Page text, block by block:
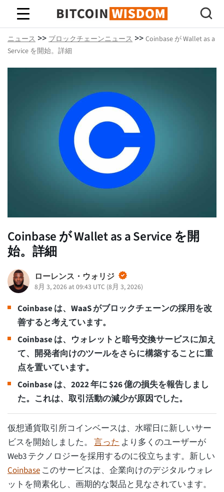
ビットコインの知恵
ニュース >> ブロックチェーンニュース >> Coinbase が Wallet as a
Service を開始。詳細
Coinbase が Wallet as a Service を開
始。詳細
ローレンス・ウォリジ
8月 3, 2026 at 09:43 UTC (8月 3, 2026)
Coinbase は、WaaS がブロックチェーンの採用を改
善すると考えています。
Coinbase は、ウォレットと暗号交換サービスに加え
て、開発者向けのツールをさらに構築することに重
点を置いています。
Coinbase は、2022 年に $26 億の損失を報告しまし
た。これは、取引活動の減少が原因でした。
仮想通貨取引所コインベースは、水曜日に新しいサー
ビスを開始しました。 言った より多くのユーザーが
Web3 テクノロジーを採用するのに役立ちます。新しい
Coinbase このサービスは、企業向けのデジタル ウォレ
ットを簡素化し、画期的な製品と見なされています。